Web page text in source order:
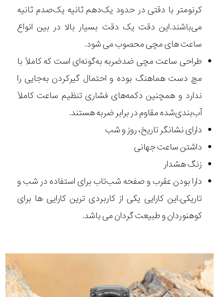
کرنومتر با دقتی در حدود یک‌دهم ثانیه یک‌صدم ثانیه
می‌باشند.این دقت یک دقت بسیار بالا در بین انواع
ساعت های مچی محصوب می شود.
طراحی ساعت مچی ضدضربه به‌گونه‌ای است که کاملاً با
مچ دست هماهنگ بوده و احتمال گیرکردن به‌جایی را
ندارد و همچنین دکمه‌های فشاری تنظیم ساعت کاملاً
آب‌بندی‌شده مقاوم در برابر ضربه هستند.
دارای نشانگر تاریخ، روز و شب
داشتن ساعت جهانی
زنگ هشدار
دارا بودن عقرب و صفحه شب‌تاب برای استفاده در شب و
تاریکی.این کارایی یکی از کاربردی ترین کارایی ها برای
کوهنوردان و طبیعت گردان می باشد.